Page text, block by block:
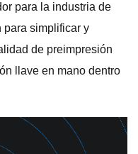
para la industria de
para simplificar y
de preimpresión
llave en mano dentro